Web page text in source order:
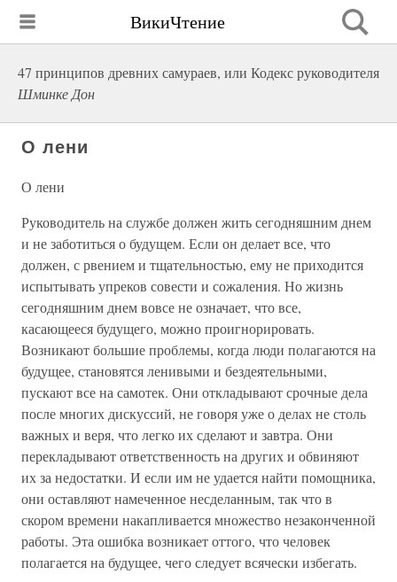
ВикиЧтение
47 принципов древних самураев, или Кодекс руководителя
Шминке Дон
О лени
О лени
Руководитель на службе должен жить сегодняшним днем
и не заботиться о будущем. Если он делает все, что
должен, с рвением и тщательностью, ему не приходится
испытывать упреков совести и сожаления. Но жизнь
сегодняшним днем вовсе не означает, что все,
касающееся будущего, можно проигнорировать.
Возникают большие проблемы, когда люди полагаются на
будущее, становятся ленивыми и бездеятельными,
пускают все на самотек. Они откладывают срочные дела
после многих дискуссий, не говоря уже о делах не столь
важных и веря, что легко их сделают и завтра. Они
перекладывают ответственность на других и обвиняют
их за недостатки. И если им не удается найти помощника,
они оставляют намеченное несделанным, так что в
скором времени накапливается множество незаконченной
работы. Эта ошибка возникает оттого, что человек
полагается на будущее, чего следует всячески избегать.